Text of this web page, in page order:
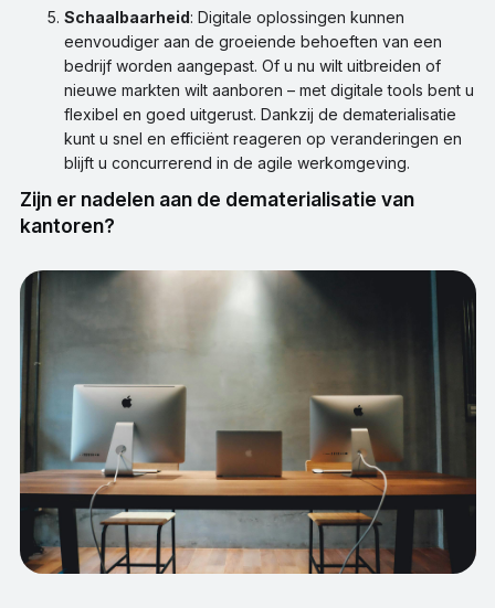
Schaalbaarheid: Digitale oplossingen kunnen
eenvoudiger aan de groeiende behoeften van een
bedrijf worden aangepast. Of u nu wilt uitbreiden of
nieuwe markten wilt aanboren – met digitale tools bent u
flexibel en goed uitgerust. Dankzij de dematerialisatie
kunt u snel en efficiënt reageren op veranderingen en
blijft u concurrerend in de agile werkomgeving.
Zijn er nadelen aan de dematerialisatie van
kantoren?